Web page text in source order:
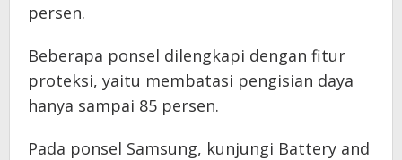
persen.
Beberapa ponsel dilengkapi dengan fitur
proteksi, yaitu membatasi pengisian daya
hanya sampai 85 persen.
Pada ponsel Samsung, kunjungi Battery and